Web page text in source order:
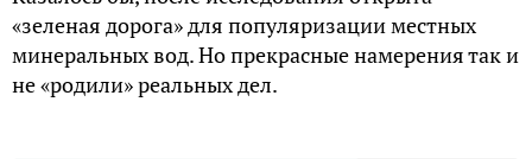
«зеленая дорога» для популяризации местных
минеральных вод. Но прекрасные намерения так и
не «родили» реальных дел.